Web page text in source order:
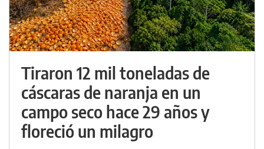
Tiraron 12 mil toneladas de
cáscaras de naranja en un
campo seco hace 29 años y
floreció un milagro